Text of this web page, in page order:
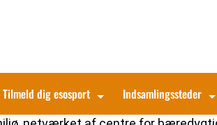
Tilmeld dig esosport Indsamlingssteder